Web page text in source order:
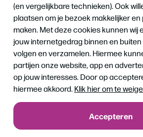
(en vergelijkbare technieken). Ook
plaatsen om je bezoek makkelijker
maken. Met deze cookies kunnen wij
jouw internetgedrag binnen en
volgen en verzamelen. Hiermee
partijen onze website, app en
op jouw interesses. Door op
hiermee akkoord.Klik hier om te
Accepteren
Zakelijk
Presenteren & Trainen
Zweeds chalet